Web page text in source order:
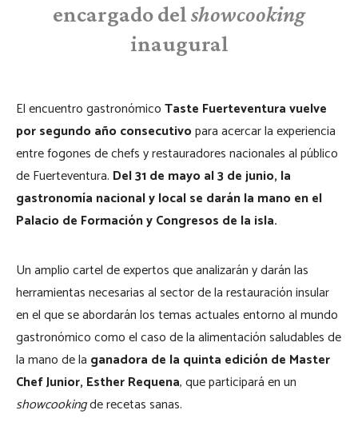
encargado delshowcooking
inaugural
El encuentro gastronómicoTaste Fuerteventura vuelve
por segundo año consecutivopara acercar la experiencia
entre fogones de chefs y restauradores nacionales al público
de Fuerteventura. Del 31 de mayo al 3 de junio, la
gastronomía nacional y local se darán la mano en el
Palacio de Formación y Congresos de la isla.
Un amplio cartel de expertos que analizarán y darán las
herramientas necesarias al sector de la restauración insular
en el que se abordarán los temas actuales entorno al mundo
gastronómico como el caso de la alimentación saludables de
la mano de la ganadora de la quinta edición de Master
Chef Junior, Esther Requena, que participará en un
showcookingde recetas sanas.